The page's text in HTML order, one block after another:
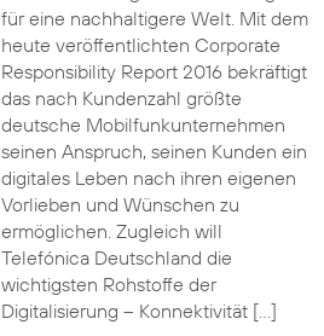
für eine nachhaltigere Welt. Mit dem
heute veröffentlichten Corporate
Responsibility Report 2016 bekräftigt
das nach Kundenzahl größte
deutsche Mobilfunkunternehmen
seinen Anspruch, seinen Kunden ein
digitales Leben nach ihren eigenen
Vorlieben und Wünschen zu
ermöglichen. Zugleich will
Telefónica Deutschland die
wichtigsten Rohstoffe der
Digitalisierung – Konnektivität […]